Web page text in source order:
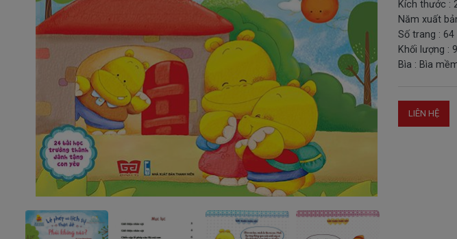
Kích thước :
Năm xuất
Số trang : 64
Khối lượng :
Bìa : Bìa
LIÊN HỆ